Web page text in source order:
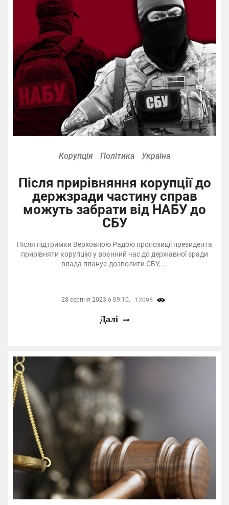
Корупція Політика Україна
Після прирівняння корупції до
держзради частину справ
можуть забрати від НАБУ до
СБУ
Після підтримки Верховною Радою пропозиції президента
прирівняти корупцію у воєнний час до державної зради
влада планує дозволити СБУ, ...
28 серпня 2023 о 09:10, 12095
Далі